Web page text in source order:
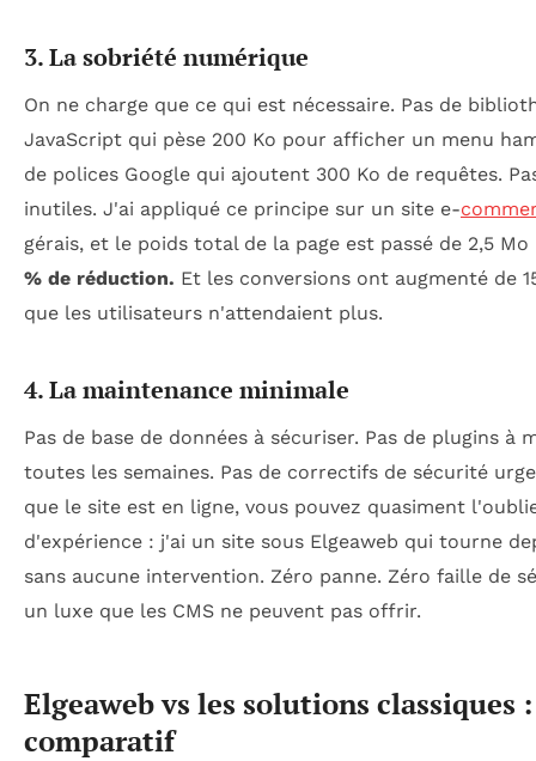
3. La sobriété numérique
On ne charge que ce qui est nécessaire. Pas de
JavaScript qui pèse 200 Ko pour afficher un menu
de polices Google qui ajoutent 300 Ko de requêtes.
inutiles. J'ai appliqué ce principe sur un site e-
gérais, et le poids total de la page est passé de 2,5
% de réduction. Et les conversions ont augmenté de
que les utilisateurs n'attendaient plus.
4. La maintenance minimale
Pas de base de données à sécuriser. Pas de plugins à
toutes les semaines. Pas de correctifs de sécurité
que le site est en ligne, vous pouvez quasiment
d'expérience : j'ai un site sous Elgeaweb qui tourne
sans aucune intervention. Zéro panne. Zéro faille de
un luxe que les CMS ne peuvent pas offrir.
Elgeaweb vs les solutions classiques
comparatif